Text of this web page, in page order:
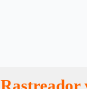
Rastreador